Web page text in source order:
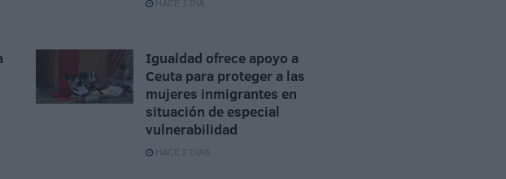
Igualdad ofrece apoyo a
Ceuta para proteger a las
mujeres inmigrantes en
situación de especial
vulnerabilidad
HACE 2 DÍAS